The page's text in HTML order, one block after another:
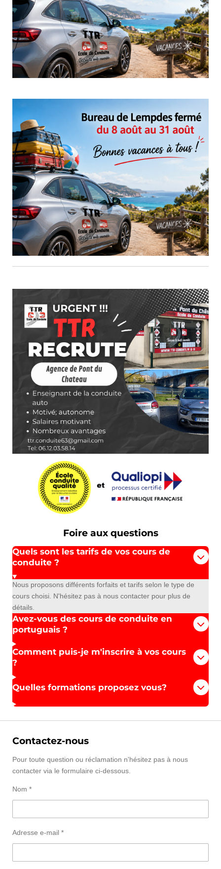
Foire aux questions
Quels sont les tarifs de vos cours de
conduite ?
Nous proposons différents forfaits et tarifs selon le type de
cours choisi. N'hésitez pas à nous contacter pour plus de
détails.
Avez-vous des cours de conduite en
portuguais ?
Comment puis-je m'inscrire à vos cours
?
Quelles formations proposez vous?
Contactez-nous
Pour toute question ou réclamation n'hésitez pas à nous
contacter via le formulaire ci-dessous.
Nom *
Adresse e-mail *